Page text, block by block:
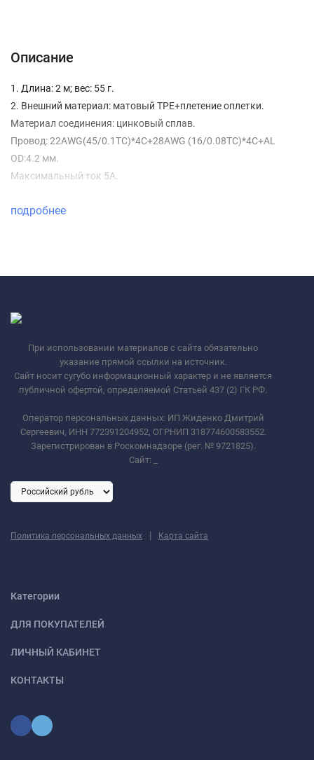
Описание
1. Длина: 2 м; вес: 55 г.
2. Внешний материал: матовый TPE+плетение оплетки.
Материал соединения: цинковый сплав.
Провод: 22AWG(45/0.1TC)*4C+28AWG (16/0.08TC)*4C+AL
OD:4.2 мм.
Максимальный ток 5A.
подробнее
При использовании материалов с сайта обязательно
указание прямой ссылки на источник.
Сайт носит сугубо информационный характер и не является
публичной офертой, определяемой Статьей 437 (2) ГК РФ.
Оператор персональных данных: ИП Жиденко Дмитрий
Сергеевич, ИНН 772391204952, ОГРНИП 318774600583552.
Зарегистрирован в Роскомнадзоре (рег. № 9721825).
Сайт:
Политика персональных данных | Карта сайта
Категории
ДЛЯ ПОКУПАТЕЛЕЙ
ЛИЧНЫЙ КАБИНЕТ
КОНТАКТЫ